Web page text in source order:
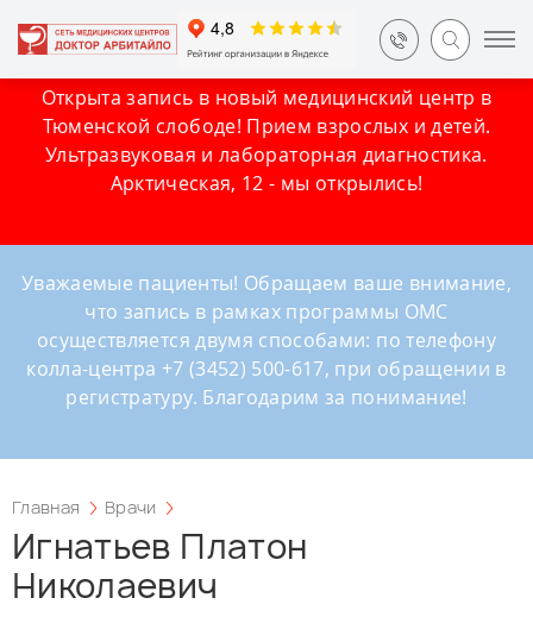
Открыта запись в новый медицинский центр в
Тюменской слободе! Прием взрослых и детей.
Ультразвуковая и лабораторная диагностика.
Арктическая, 12 - мы открылись!
Уважаемые пациенты! Обращаем ваше внимание,
что запись в рамках программы ОМС
осуществляется двумя способами: по телефону
колла-центра +7 (3452) 500-617, при обращении в
регистратуру. Благодарим за понимание!
Главная Врачи
Игнатьев Платон
Николаевич